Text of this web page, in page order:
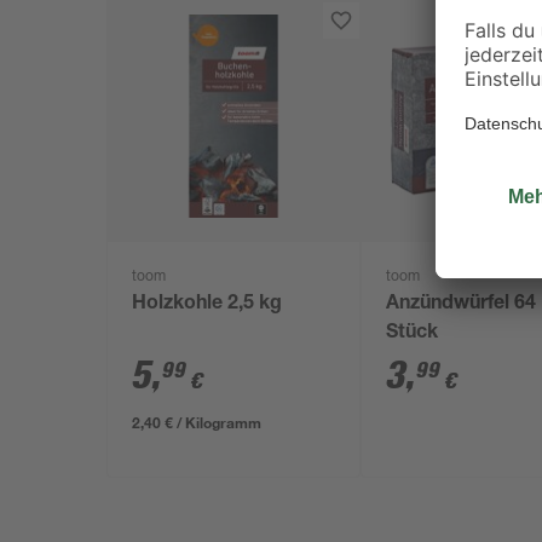
toom
Holzkohle 2,5 kg
5,99 €
2,40 € / Kilogramm
toom
Anzündwürfel 64
Stück
3,99 €